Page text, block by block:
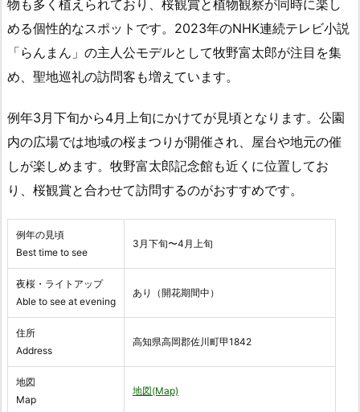
物も多く植えられており、桜観賞と植物観察が同時に楽し
める個性的なスポットです。2023年のNHK連続テレビ小説
「らんまん」の主人公モデルとして牧野富太郎が注目を集
め、聖地巡礼の訪問客も増えています。
例年3月下旬から4月上旬にかけてが見頃となります。公園
内の広場では地域の桜まつりが開催され、屋台や地元の催
しが楽しめます。牧野富太郎記念館も近くに位置してお
り、桜観賞と合わせて訪問するのがおすすめです。
例年の見頃
Best time to see
3月下旬〜4月上旬
夜桜・ライトアップ
Able to see at evening
あり（開花期間中）
住所
Address
高知県高岡郡佐川町甲1842
地図
Map
地図(Map)